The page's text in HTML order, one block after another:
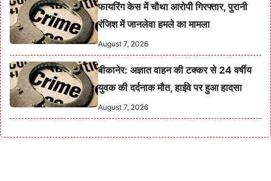
फायरिंग केस में चौथा आरोपी गिरफ्तार, पुरानी
रंजिश में जानलेवा हमले का मामला
August 7, 2026
बीकानेर: अज्ञात वाहन की टक्कर से 24 वर्षीय
युवक की दर्दनाक मौत, हाईवे पर हुआ हादसा
August 7, 2026